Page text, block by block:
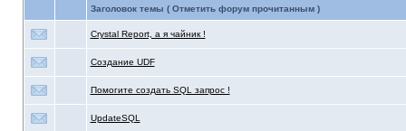
Заголовок темы ( Отметить форум прочитанным )
Crystal Report, а я чайник !
Создание UDF
Помогите создать SQL запрос !
UpdateSQL